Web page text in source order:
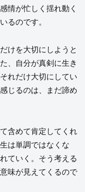
情が忙しく揺れ動く
るのです。
けを大切にしようと
、自分が真剣に生き
れだけ大切にしてい
じるのは、まだ諦め
含めて肯定してくれ
は単調ではなくな
ていく。そう考える
味が見えてくるので